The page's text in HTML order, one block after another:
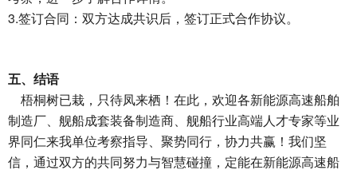
3.签订合同：双方达成共识后，签订正式合作协议。
五、结语
梧桐树已栽，只待凤来栖！在此，欢迎各新能源高速船舶
制造厂、舰船成套装备制造商、舰船行业高端人才专家等业
界同仁来我单位考察指导、聚势同行，协力共赢！我们坚
信，通过双方的共同努力与智慧碰撞，定能在新能源高速船